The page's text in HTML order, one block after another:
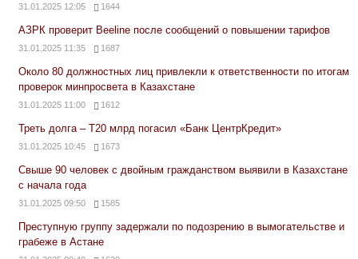
31.01.2025 12:05 1644
АЗРК проверит Beeline после сообщений о повышении тарифов
31.01.2025 11:35 1687
Около 80 должностных лиц привлекли к ответственности по итогам
проверок минпросвета в Казахстане
31.01.2025 11:00 1612
Треть долга – Т20 млрд погасил «Банк ЦентрКредит»
31.01.2025 10:45 1673
Свыше 90 человек с двойным гражданством выявили в Казахстане
с начала года
31.01.2025 09:50 1585
Преступную группу задержали по подозрению в вымогательстве и
грабеже в Астане